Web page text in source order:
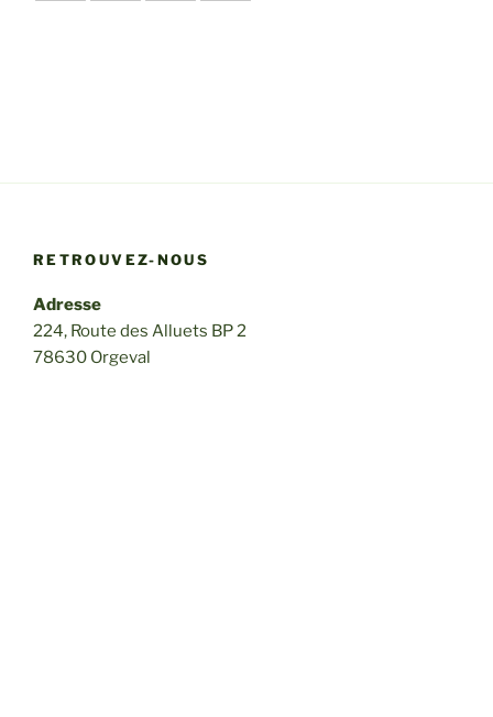
RETROUVEZ-NOUS
Adresse
224, Route des Alluets BP 2
78630 Orgeval